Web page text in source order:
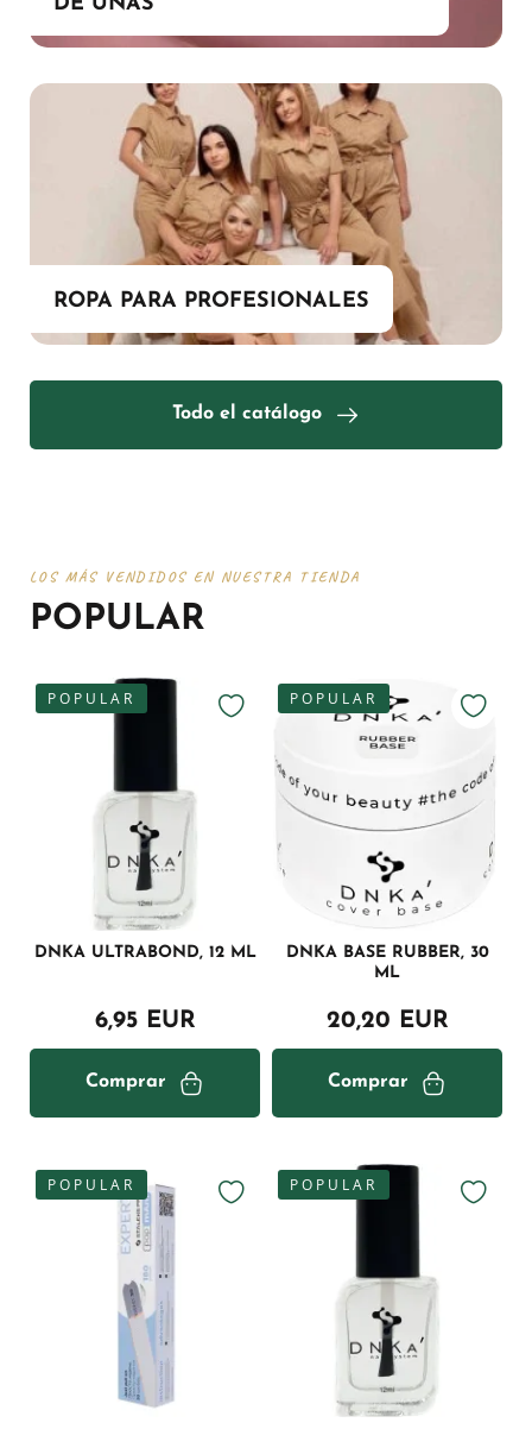
ROPA PARA PROFESIONALES
Todo el catálogo
LOS MÁS VENDIDOS EN NUESTRA TIENDA
POPULAR
POPULAR
DNKA ULTRABOND, 12 ML
6,95 EUR
Comprar
POPULAR
DNKA BASE RUBBER, 30
ML
20,20 EUR
Comprar
POPULAR POPULAR